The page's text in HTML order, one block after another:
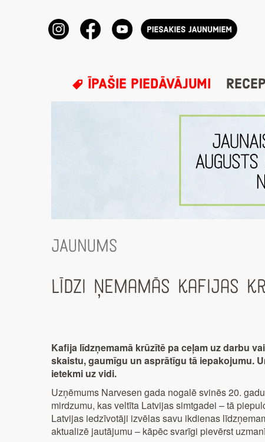
ĪPAŠIE PIEDĀVĀJUMI
JAUNUMS
Līdzi ņemamās kafijas
Kafija līdzņemamā krūzītē pa ceļam uz darbu
skaistu, gaumīgu un asprātīgu tā iepakojumu.
ietekmi uz vidi.
Uzņēmums Narvesen gada nogalē svinēs 20.
mirdzumu, kas veltīta Latvijas simtgadei – tā
Latvijas iedzīvotāji izvēlas savu ikdienas
aktualizē jautājumu – kāpēc svarīgi pievērst